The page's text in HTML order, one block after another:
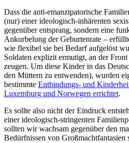
Dass die anti-emanzipatorische
(nur) einer ideologisch-inhärenten
gegenüber entsprang, sondern eine
Ankurbelung der Geburtenrate –
wie flexibel sie bei Bedarf aufgelöst
Soldaten explizit ermutigt, an der
zeugen. Um diese Kinder in das
den Müttern zu entwenden), wurden
bestimmte Entbindungs- und
Luxemburg und Norwegen errichtet.
Es sollte also nicht der Eindruck
einer ideologisch-stringenten
sollten wir wachsam gegenüber den
Bedürfnissen von Großmachtfantasien